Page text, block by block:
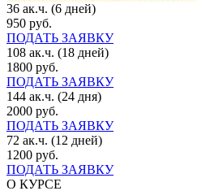
36 ак.ч. (6 дней)
950 руб.
ПОДАТЬ ЗАЯВКУ
108 ак.ч. (18 дней)
1800 руб.
ПОДАТЬ ЗАЯВКУ
144 ак.ч. (24 дня)
2000 руб.
ПОДАТЬ ЗАЯВКУ
72 ак.ч. (12 дней)
1200 руб.
ПОДАТЬ ЗАЯВКУ
О КУРСЕ